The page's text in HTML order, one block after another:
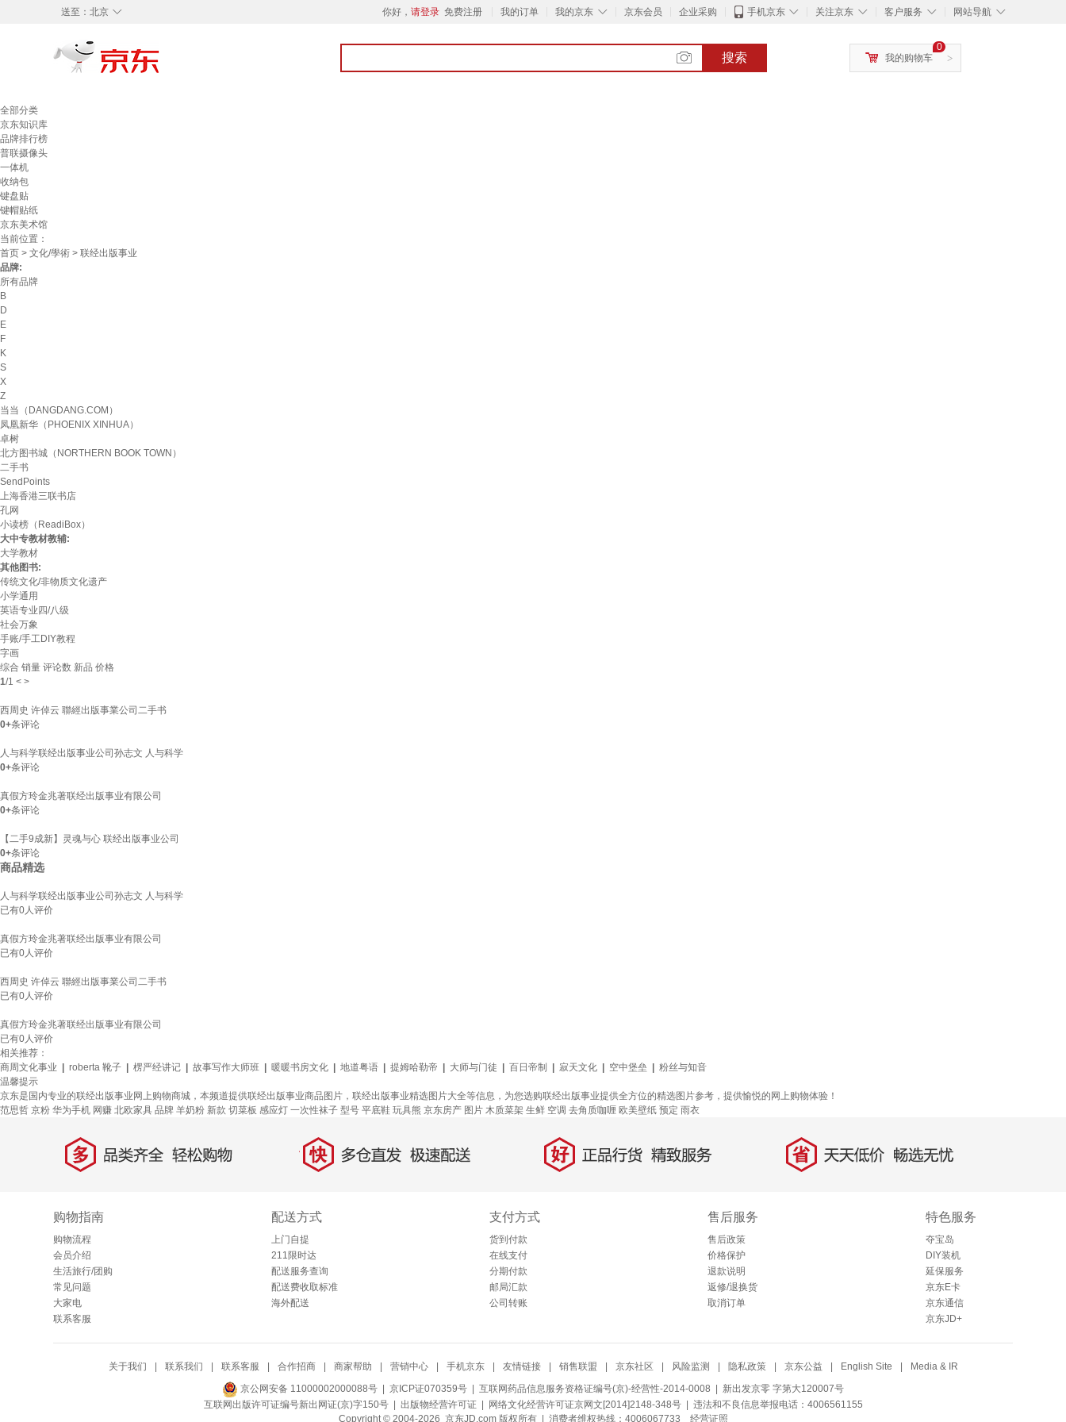
◇
送至： 北京 你好， 请登录 免费注册 我的订单 ◇
我的京东 京东会员 企业采购 ◇
手机京东 ◇
关注京东 ◇
客户服务 ◇
网站导航
搜索 >
0
我的购物车
全部分类
京东知识库
品牌排行榜
普联摄像头
一体机
收纳包
键盘贴
键帽贴纸
京东美术馆
当前位置：
首页 > 文化/學術 > 联经出版事业
品牌:
所有品牌
B
D
E
F
K
S
X
Z
当当（DANGDANG.COM）
凤凰新华（PHOENIX XINHUA）
卓树
北方图书城（NORTHERN BOOK TOWN）
二手书
SendPoints
上海香港三联书店
孔网
小读榜（ReadiBox）
大中专教材教辅:
大学教材
其他图书:
传统文化/非物质文化遗产
小学通用
英语专业四/八级
社会万象
手账/手工DIY教程
字画
综合 销量 评论数 新品 价格
1/1 < >
西周史 许倬云 聯經出版事業公司二手书
0+条评论
人与科学联经出版事业公司孙志文 人与科学
0+条评论
真假方玲金兆著联经出版事业有限公司
0+条评论
【二手9成新】灵魂与心 联经出版事业公司
0+条评论
商品精选
人与科学联经出版事业公司孙志文 人与科学
已有0人评价
真假方玲金兆著联经出版事业有限公司
已有0人评价
西周史 许倬云 聯經出版事業公司二手书
已有0人评价
真假方玲金兆著联经出版事业有限公司
已有0人评价
相关推荐：
商周文化事业
roberta 靴子 楞严经讲记 故事写作大师班 暖暖书房文化 地道粤语 提姆哈勒帝 大师与门徒 百日帝制 寂天文化 空中堡垒
粉丝与知音
温馨提示
京东是国内专业的联经出版事业网上购物商城，本频道提供联经出版事业商品图片，联经出版事业精选图片大全等信息，为您选购联经出版事业提供全方位的精选图片参考，提供愉悦的网上购物体验！
范思哲 京粉 华为手机 网赚 北欧家具 品牌 羊奶粉 新款 切菜板 感应灯 一次性袜子 型号 平底鞋 玩具熊 京东房产 图片 木质菜架 生鲜 空调 去角质咖喱 欧美壁纸 预定 雨衣
多 品类齐全，轻松购物 快 多仓直发，极速配送 好 正品行货，精致服务 省 天天低价，畅选无忧
购物指南
购物流程
会员介绍
生活旅行/团购
常见问题
大家电
联系客服
配送方式
上门自提
211限时达
配送服务查询
配送费收取标准
海外配送
支付方式
货到付款
在线支付
分期付款
邮局汇款
公司转账
售后服务
售后政策
价格保护
退款说明
返修/退换货
取消订单
特色服务
夺宝岛
DIY装机
延保服务
京东E卡
京东通信
京东JD+
关于我们 联系我们 联系客服 合作招商 商家帮助 营销中心 手机京东 友情链接 销售联盟 京东社区 风险监测 隐私政策 京东公益 English Site Media & IR
京公网安备 11000002000088号 | 京ICP证070359号 | 互联网药品信息服务资格证编号(京)-经营性-2014-0008 | 新出发京零 字第大120007号
互联网出版许可证编号新出网证(京)字150号 | 出版物经营许可证| 网络文化经营许可证京网文[2014]2148-348号| 违法和不良信息举报电话：4006561155
Copyright © 2004-2026 京东JD.com 版权所有 | 消费者维权热线：4006067733 经营证照